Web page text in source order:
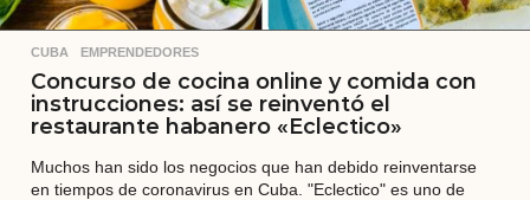
CUBA ,EMPRENDEDORES
Concurso de cocina online y comida con
instrucciones: así se reinventó el
restaurante habanero «Eclectico»
Muchos han sido los negocios que han debido reinventarse
en tiempos de coronavirus en Cuba. "Eclectico" es uno de